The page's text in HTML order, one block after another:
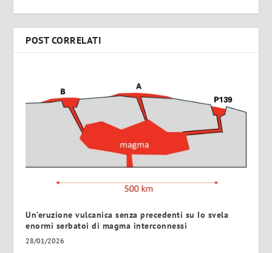
POST CORRELATI
Un’eruzione vulcanica senza precedenti su Io svela
enormi serbatoi di magma interconnessi
28/01/2026